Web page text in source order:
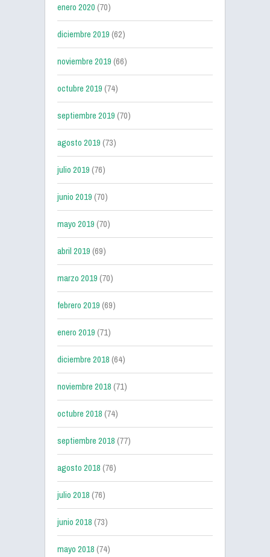
enero 2020(70)
diciembre 2019(62)
noviembre 2019(66)
octubre 2019(74)
septiembre 2019(70)
agosto 2019(73)
julio 2019(76)
junio 2019(70)
mayo 2019(70)
abril 2019(69)
marzo 2019(70)
febrero 2019(69)
enero 2019(71)
diciembre 2018(64)
noviembre 2018(71)
octubre 2018(74)
septiembre 2018(77)
agosto 2018(76)
julio 2018(76)
junio 2018(73)
mayo 2018(74)